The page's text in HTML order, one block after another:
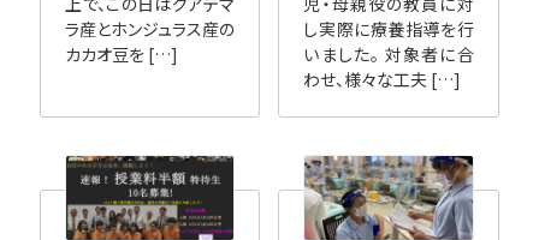
ラ産とホンジュラス産の
カカオ豆を […]
し実際に療養指導を行
いました。 対象者に合
わせ、様々な工夫 […]